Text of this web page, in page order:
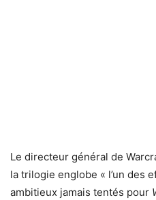
Le directeur général de
la trilogie englobe « l’un des
ambitieux jamais tentés pour